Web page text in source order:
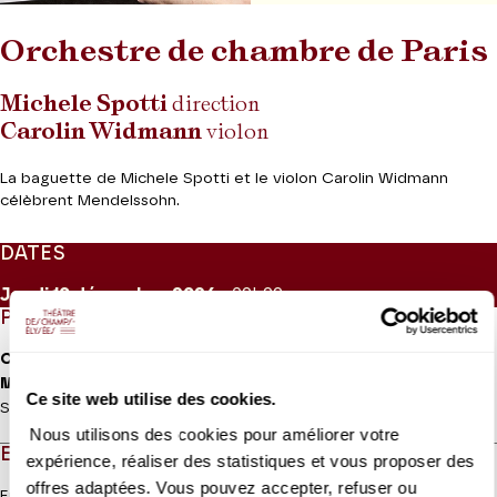
Ce site web utilise des cookies.
Nous utilisons des cookies pour améliorer votre
expérience, réaliser des statistiques et vous proposer des
offres adaptées. Vous pouvez accepter, refuser ou
Orchestre de chambre de Paris
Michele Spotti direction
Carolin Widmann violon
La baguette de Michele Spotti et le violon Carolin Widmann
célèbrent Mendelssohn.
DATES
Jeudi 10décembre 2026- 20h00
PROGRAMME
Cherubini
Mendelssohn
Symphonie n° 3 op. 56 « Ecossaise »
EN QUELQUES MOTS